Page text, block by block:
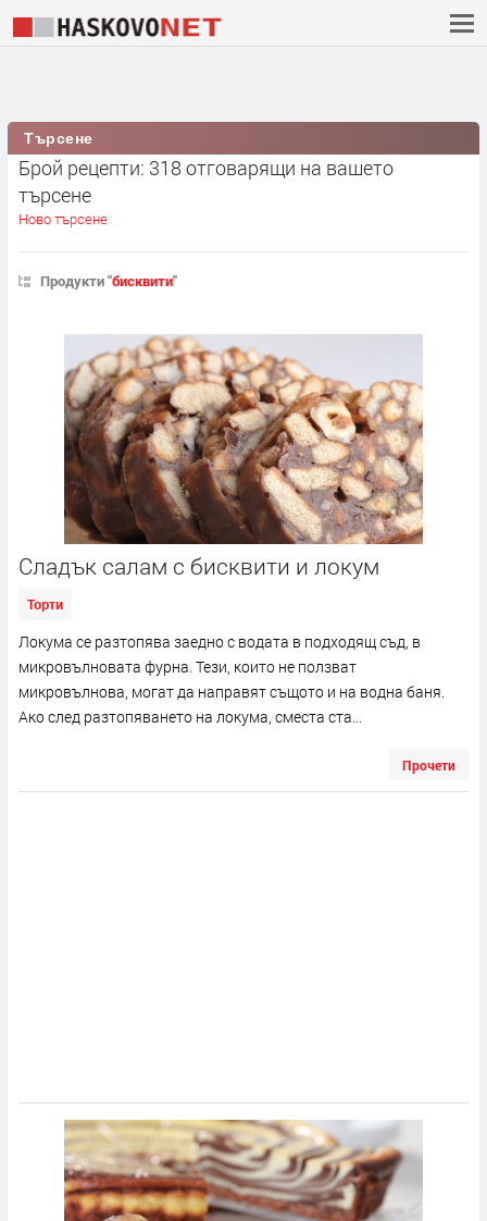
Търсене
Брой рецепти: 318 отговарящи на вашето
търсене
Ново търсене
Продукти "бисквити"
Сладък салам с бисквити и локум
Торти
Локума се разтопява заедно с водата в подходящ съд, в
микровълновата фурна. Тези, които не ползват
микровълнова, могат да направят същото и на водна баня.
Ако след разтопяването на локума, сместа ста...
Прочети